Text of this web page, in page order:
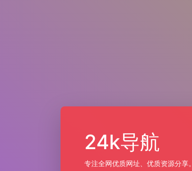
24k导航
专注全网优质网址、优质资源分享。